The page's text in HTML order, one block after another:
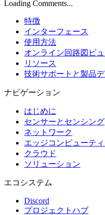
Loading Comments...
特徴
インターフェース
使用方法
オンライン回路図ビ
リソース
技術サポートと製品
ナビゲーション
はじめに
センサーとセンシング
ネットワーク
エッジコンピューテ
クラウド
ソリューション
エコシステム
Discord
プロジェクトハブ